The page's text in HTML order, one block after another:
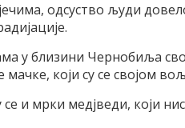
одсуство људи
у близини Чернобиља
који су се својом
се и мрки медјведи, који